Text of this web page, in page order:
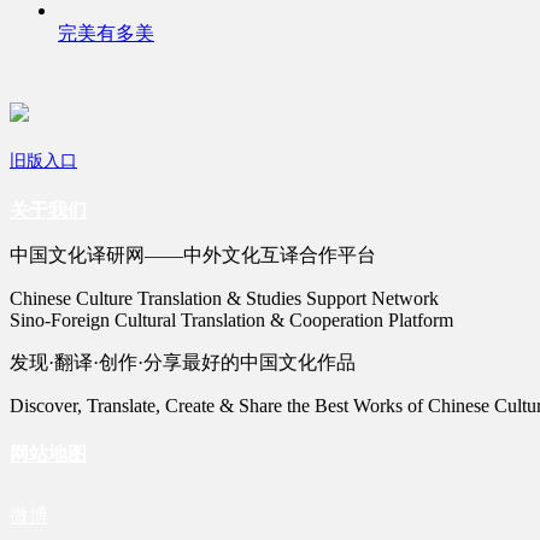
完美有多美
旧版入口
中国文化译研网——中外文化互译合作平台
Chinese Culture Translation & Studies Support Network
Sino-Foreign Cultural Translation & Cooperation Platform
发现·翻译·创作·分享最好的中国文化作品
Discover, Translate, Create & Share the Best Works of Chinese